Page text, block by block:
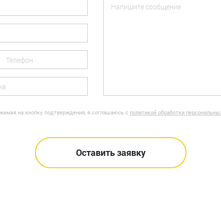
на кнопку подтверждения, я соглашаюсь с политикой обработки